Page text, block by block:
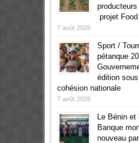
projet
7 août 2026
Sport /
pétanque
édition
cohésion nationale
7 août 2026
Le Bénin
Banque
nouveau